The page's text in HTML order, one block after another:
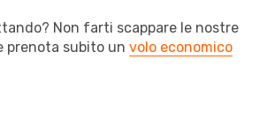
Non farti scappare le nostre
prenota subito un volo economico